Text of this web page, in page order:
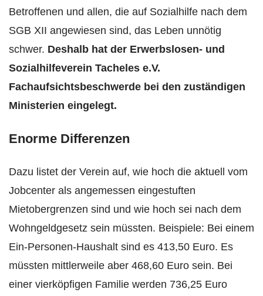
Betroffenen und allen, die auf Sozialhilfe nach dem
SGB XII angewiesen sind, das Leben unnötig
schwer. Deshalb hat der Erwerbslosen- und
Sozialhilfeverein Tacheles e.V.
Fachaufsichtsbeschwerde bei den zuständigen
Ministerien eingelegt.
Enorme Differenzen
Dazu listet der Verein auf, wie hoch die aktuell vom
Jobcenter als angemessen eingestuften
Mietobergrenzen sind und wie hoch sei nach dem
Wohngeldgesetz sein müssten. Beispiele: Bei einem
Ein-Personen-Haushalt sind es 413,50 Euro. Es
müssten mittlerweile aber 468,60 Euro sein. Bei
einer vierköpfigen Familie werden 736,25 Euro